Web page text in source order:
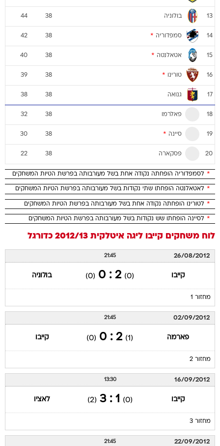
13 בולוניה 38
44
14 סמפדוריה *
38
42
15 אטאלנטה *
38
40
16 טורינו *
38
39
17 גנואה 38
38
18 פאלרמו 38
32
19 סיינה *
38
30
20 פסקארה 38
22
* לסמפדוריה הופחתה נקודה אחת בשל מעורבותה בפרשת הטיות המשחקים
* לאטאלנטה הופחתו שתי נקודות בשל מעורבותה בפרשת הטיות המשחקים
* לטורינו הופחתה נקודה אחת בשל מעורבותה בפרשת הטיות המשחקים
* לסיינה הופחתו שש נקודות בשל מעורבותה בפרשת הטיות המשחקים
לוח משחקים קייבו ליגה איטלקית 2012/13 כדורגל
26/08/2012
21:45
קייבו (0)
2 : 0
(0) בולוניה
מחזור 1
02/09/2012
21:45
פארמה (1)
2 : 0
(0) קייבו
מחזור 2
16/09/2012
13:30
קייבו (0)
1 : 3
(2) לאציו
מחזור 3
22/09/2012
21:45